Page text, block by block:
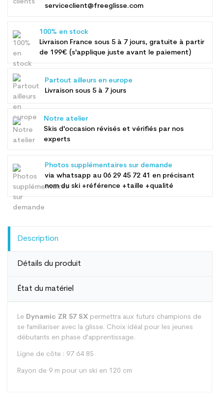
serviceclient@freeglisse.com
100% en stock
Livraison France sous 5 à 7 jours, gratuite à partir
de 199€ (s'applique juste avant le paiement)
Partout ailleurs en europe
Livraison sous 5 à 7 jours
Notre atelier
Skis d'occasion révisés et vérifiés par nos
experts
Photos supplémentaires sur demande
via whatsapp au 06 29 45 72 41 en précisant
nom du ski +référence +taille +qualité
Description
Détails du produit
État du matériel
Le Dynamic ZR 57 SX permettra aux futurs champions de
se familiariser avec la glisse. Choix idéal pour les jeunes
débutants en phase d'apprentissage.
Ligne de côte : 97 64 85
Rayon de 9 m pour un ski en 120 cm